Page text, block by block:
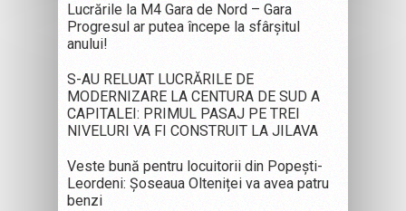
Lucrările la M4 Gara de Nord – Gara
Progresul ar putea începe la sfârșitul
anului!
S-AU RELUAT LUCRĂRILE DE
MODERNIZARE LA CENTURA DE SUD A
CAPITALEI: PRIMUL PASAJ PE TREI
NIVELURI VA FI CONSTRUIT LA JILAVA
Veste bună pentru locuitorii din Popești-
Leordeni: Șoseaua Olteniței va avea patru
benzi